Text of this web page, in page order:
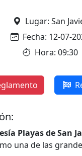
Lugar: San
Fecha: 12-07-
Hora: 09:30
Playas de San
una de las